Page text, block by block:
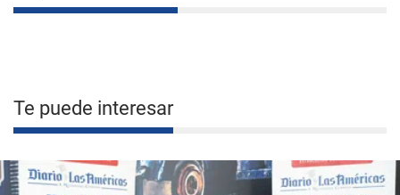
Te puede interesar